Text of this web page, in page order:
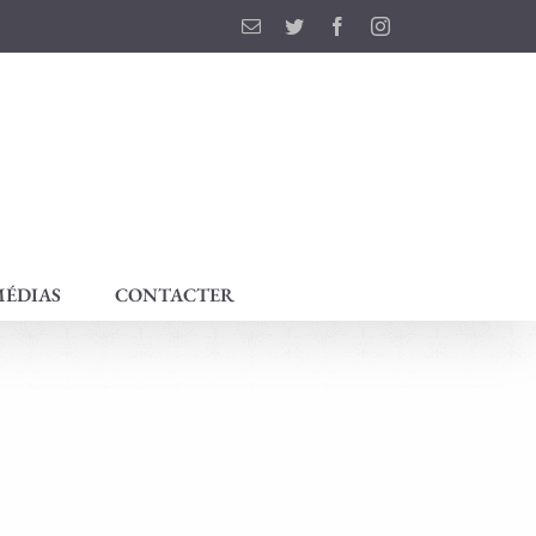
EmailTwitter FacebookInstagram
CONTACTER